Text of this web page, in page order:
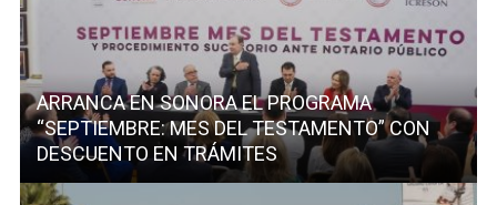
ARRANCA EN SONORA EL PROGRAMA
“SEPTIEMBRE: MES DEL TESTAMENTO” CON
DESCUENTO EN TRÁMITES